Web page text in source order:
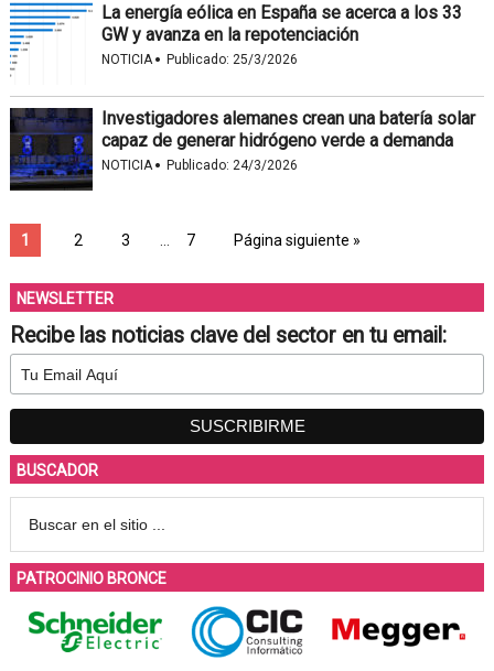
La energía eólica en España se acerca a los 33
GW y avanza en la repotenciación
NOTICIA· Publicado: 25/3/2026
Investigadores alemanes crean una batería solar
capaz de generar hidrógeno verde a demanda
NOTICIA· Publicado: 24/3/2026
1 2 3 7 Página siguiente »
NEWSLETTER
Recibe las noticias clave del sector en tu email:
BUSCADOR
PATROCINIO BRONCE